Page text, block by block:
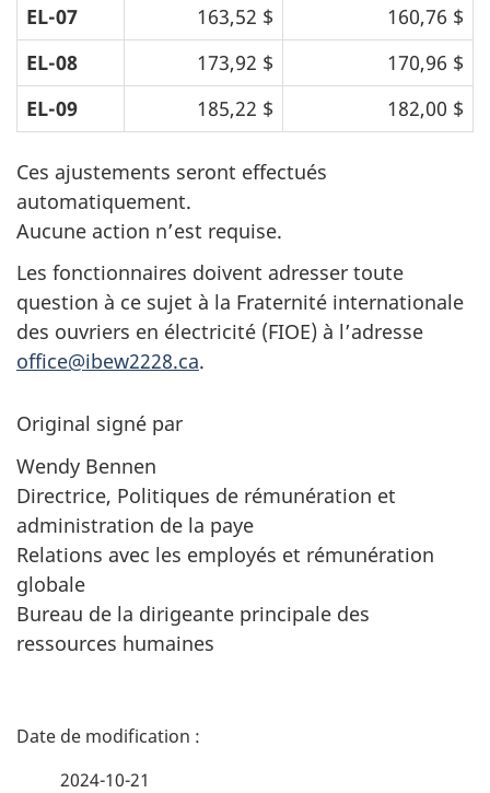
EL-07
163,52 $
160,76 $
EL-08
173,92 $
170,96 $
EL-09
185,22 $ 182,00 $
Ces ajustements seront effectués
automatiquement.
Aucune action n’est requise.
Les fonctionnaires doivent adresser toute
question à ce sujet à la Fraternité internationale
des ouvriers en électricité (FIOE) à l’adresse
office@ibew2228.ca.
Original signé par
Wendy Bennen
Directrice, Politiques de rémunération et
administration de la paye
Relations avec les employés et rémunération
globale
Bureau de la dirigeante principale des
ressources humaines
D
2024-10-21